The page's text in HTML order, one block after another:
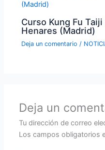
Curso Kung Fu
Henares (Madrid)
Deja un comentario /
Deja un
Tu dirección de correo
Los campos obligatorios